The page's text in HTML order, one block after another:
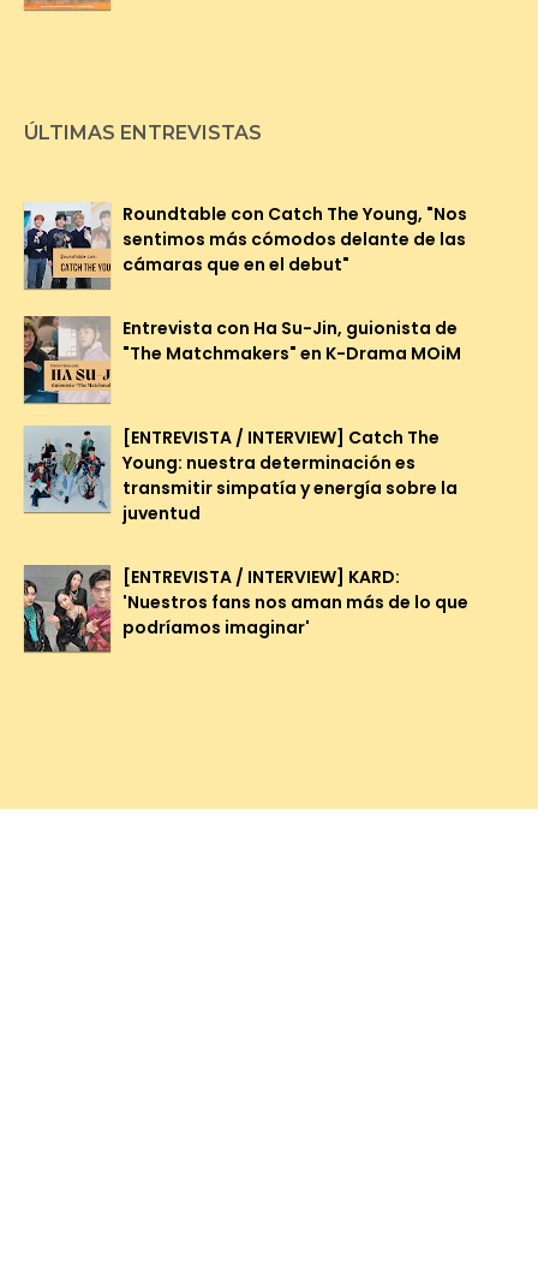
ÚLTIMAS ENTREVISTAS
Roundtable con Catch The Young, "Nos
sentimos más cómodos delante de las
cámaras que en el debut"
Entrevista con Ha Su-Jin, guionista de
"The Matchmakers" en K-Drama MOiM
[ENTREVISTA / INTERVIEW] Catch The
Young: nuestra determinación es
transmitir simpatía y energía sobre la
juventud
[ENTREVISTA / INTERVIEW] KARD:
'Nuestros fans nos aman más de lo que
podríamos imaginar'